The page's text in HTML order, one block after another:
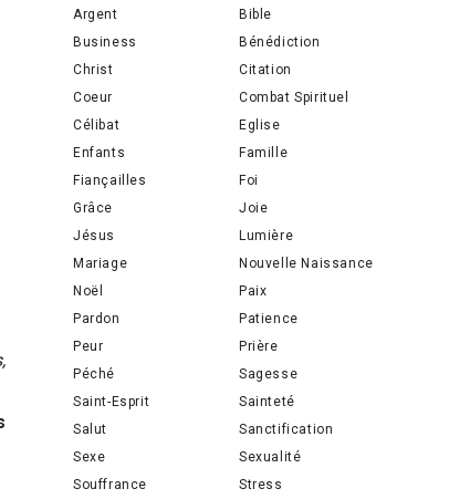
Argent
Bible
Business
Bénédiction
Christ
Citation
Coeur
Combat Spirituel
Célibat
Eglise
Enfants
Famille
Fiançailles
Foi
Grâce
Joie
Jésus
Lumière
Mariage
Nouvelle Naissance
Noël
Paix
Pardon
Patience
Peur
Prière
Péché
Sagesse
Saint-Esprit
Sainteté
Salut
Sanctification
Sexe
Sexualité
Souffrance
Stress